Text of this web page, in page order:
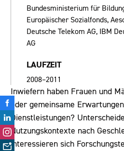
Inwiefern haben Frauen und
oder gemeinsame
Dienstleistungen?
Nutzungskontexte nach
interessieren sich
Bundesministerium für
Europäischer Sozialfonds,
Deutsche Telekom AG, IBM
AG
LAUFZEIT
2008–2011